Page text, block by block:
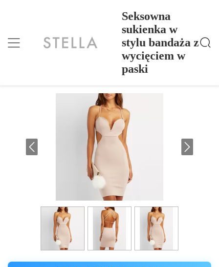
Seksowna
sukienka w
stylu bandaża z
wycięciem w
paski
Dom> Products>
Seksowna Sukienka W Stylu Bandaża Z Wycięciem
W Paski
Seksowna sukienka w stylu bandaża z